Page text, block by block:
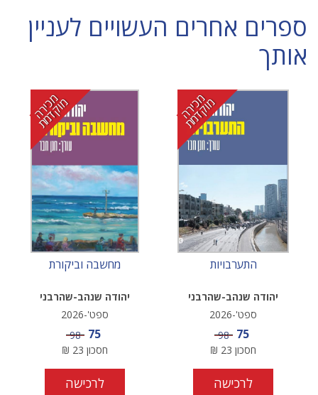
ספרים אחרים העשויים לעניין
אותך
מ
כ
י
ר
ה
מ
ו
ק
ד
מ
ת
התערבויות
יהודה שנהב-שהרבני
ספט'-2026
מחיר מבצע
75 מחיר
98
חסכון 23
₪
לרכישה
מ
כ
י
ר
ה
מ
ו
ק
ד
מ
ת
מחשבה וביקורת
יהודה שנהב-שהרבני
ספט'-2026
מחיר מבצע
75 מחיר
98
חסכון 23
₪
לרכישה